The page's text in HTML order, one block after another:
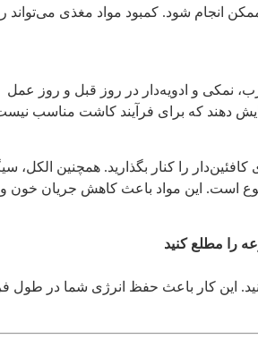
انجام شود. کمبود مواد مغذی می‌تواند
نمکی و ادویه‌دار در روز قبل و روز عمل
دهند که برای فرآیند کاشت مناسب
را کنار بگذارید. همچنین الکل،
است. این مواد باعث کاهش جریان خون و
را مطلع کنید
این کار باعث حفظ انرژی شما در طول